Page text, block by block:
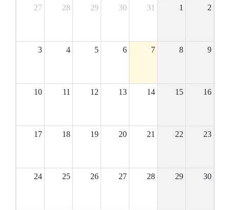
27
28 29 30 31 1 2
3 4 5 6 7 8 9
10 11 12 13 14 15 16
17 18 19 20 21 22 23
24 25 26 27 28 29 30